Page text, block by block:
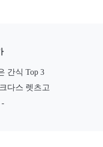
간식 Top 3
다스 렛츠고
-